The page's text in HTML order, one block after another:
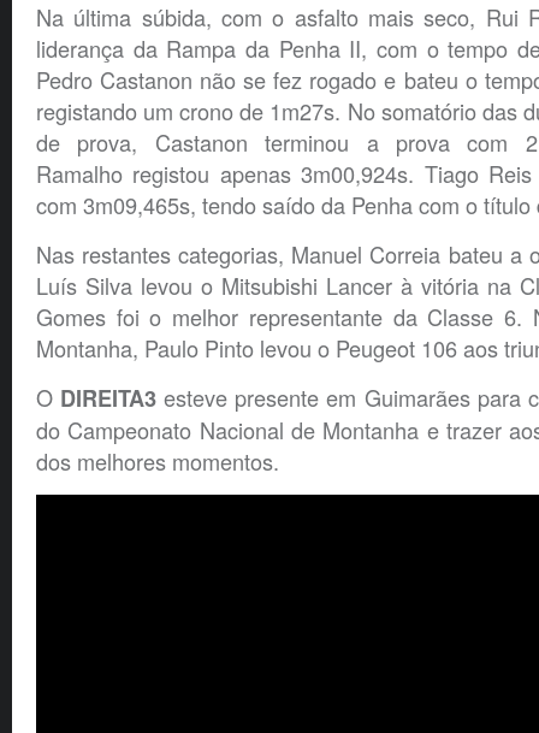
Na última súbida, com o asfalto mais seco, Rui
liderança da Rampa da Penha II, com o tempo
Pedro Castanon não se fez rogado e bateu o
registando um crono de 1m27s. No somatório das
de prova, Castanon terminou a prova com
Ramalho registou apenas 3m00,924s. Tiago
com 3m09,465s, tendo saído da Penha com o título
Nas restantes categorias, Manuel Correia bateu a
Luís Silva levou o Mitsubishi Lancer à vitória na
Gomes foi o melhor representante da Classe 6.
Montanha, Paulo Pinto levou o Peugeot 106 aos
O DIREITA3 esteve presente em Guimarães para
do Campeonato Nacional de Montanha e trazer
dos melhores momentos.